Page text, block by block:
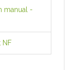
manual -
NF